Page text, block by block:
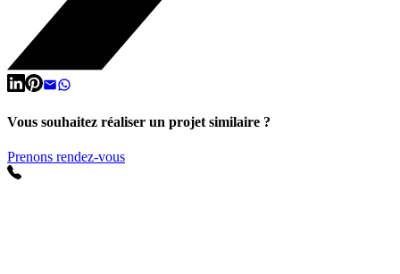
Vous souhaitez réaliser un projet similaire ?
Prenons rendez-vous